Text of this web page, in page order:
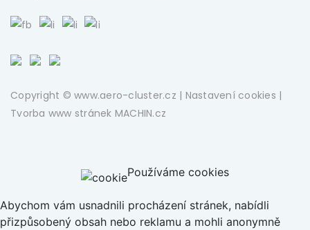
Copyright © www.aero-cluster.cz | Nastavení cookies |
Tvorba www stránek MACHIN.cz
Používáme cookies
Abychom vám usnadnili procházení stránek, nabídli
přizpůsobený obsah nebo reklamu a mohli anonymně